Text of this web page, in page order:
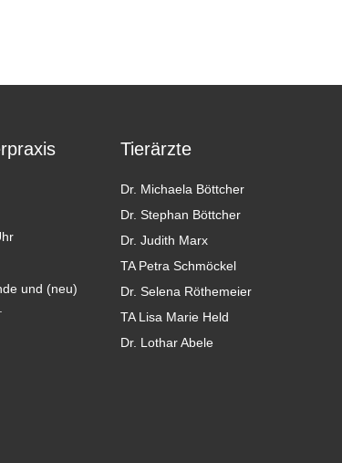
und (neu)
Tierärzte
Dr. Michaela Böttcher
Dr. Stephan Böttcher
Dr. Judith Marx
TA Petra Schmöckel
Dr. Selena Röthemeier
TA Lisa Marie Held
Dr. Lothar Abele